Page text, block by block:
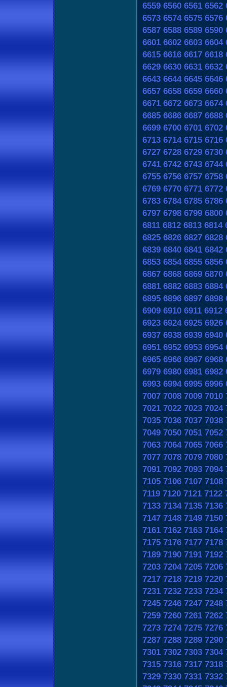
6559 6560 6561 6562
6573 6574 6575 6576
6587 6588 6589 6590
6601 6602 6603 6604
6615 6616 6617 6618
6629 6630 6631 6632
6643 6644 6645 6646
6657 6658 6659 6660
6671 6672 6673 6674
6685 6686 6687 6688
6699 6700 6701 6702
6713 6714 6715 6716
6727 6728 6729 6730
6741 6742 6743 6744
6755 6756 6757 6758
6769 6770 6771 6772
6783 6784 6785 6786
6797 6798 6799 6800
6811 6812 6813 6814
6825 6826 6827 6828
6839 6840 6841 6842
6853 6854 6855 6856
6867 6868 6869 6870
6881 6882 6883 6884
6895 6896 6897 6898
6909 6910 6911 6912
6923 6924 6925 6926
6937 6938 6939 6940
6951 6952 6953 6954
6965 6966 6967 6968
6979 6980 6981 6982
6993 6994 6995 6996
7007 7008 7009 7010
7021 7022 7023 7024
7035 7036 7037 7038
7049 7050 7051 7052
7063 7064 7065 7066
7077 7078 7079 7080
7091 7092 7093 7094
7105 7106 7107 7108
7119 7120 7121 7122
7133 7134 7135 7136
7147 7148 7149 7150
7161 7162 7163 7164
7175 7176 7177 7178
7189 7190 7191 7192
7203 7204 7205 7206
7217 7218 7219 7220
7231 7232 7233 7234
7245 7246 7247 7248
7259 7260 7261 7262
7273 7274 7275 7276
7287 7288 7289 7290
7301 7302 7303 7304
7315 7316 7317 7318
7329 7330 7331 7332